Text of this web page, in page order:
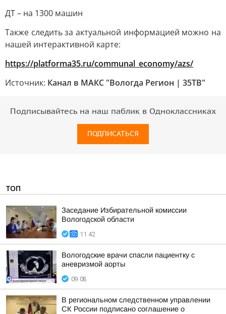
ДТ – на 1300 машин
Также следить за актуальной информацией можно на
нашей интерактивной карте:
https://platforma35.ru/communal_economy/azs/
Источник: Канал в МАКС "Вологда Регион | 35ТВ"
Подписывайтесь на наш паблик в Одноклассниках
ПОДПИСАТЬСЯ
ТОП
Заседание Избирательной комиссии
Вологодской области
11:42
Вологодские врачи спасли пациентку с
аневризмой аорты
09:08
В региональном следственном управлении
СК России подписано соглашение о